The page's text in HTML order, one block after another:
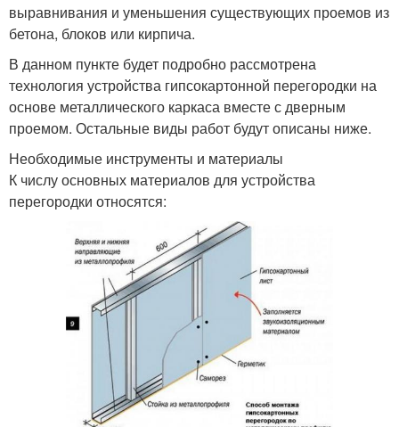
выравнивания и уменьшения существующих проемов из
бетона, блоков или кирпича.
В данном пункте будет подробно рассмотрена
технология устройства гипсокартонной перегородки на
основе металлического каркаса вместе с дверным
проемом. Остальные виды работ будут описаны ниже.
Необходимые инструменты и материалы
К числу основных материалов для устройства
перегородки относятся: